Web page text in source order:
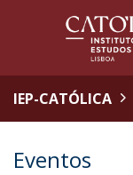
IEP-CATÓLICA
Eventos